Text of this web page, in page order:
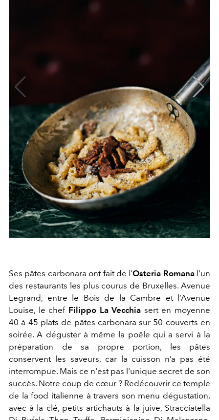
Ses pâtes carbonara ont fait de l’Osteria Romanal’un
des restaurants les plus courus de Bruxelles. Avenue
Legrand, entre le Bois de la Cambre et l’Avenue
Louise, le chef Filippo La Vecchia sert en moyenne
40 à 45 plats de pâtes carbonara sur 50 couverts en
soirée. A déguster à même la poêle qui a servi à la
préparation de sa propre portion, les pâtes
conservent les saveurs, car la cuisson n’a pas été
interrompue. Mais ce n'est pas l'unique secret de son
succès. Notre coup de cœur ? Redécouvrir ce temple
de la food italienne à travers son menu dégustation,
avec à la clé, petits artichauts à la juive, Stracciatella